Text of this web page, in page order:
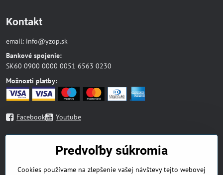
Kontakt
email: info@yzop.sk
Bankové spojenie:
SK60 0900 0000 0051 6563 0230
Možnosti platby:
Facebook Youtube
Náboženská literatúra
Predvoľby súkromia
Cookies používame na zlepšenie vašej návštevy tejto webovej